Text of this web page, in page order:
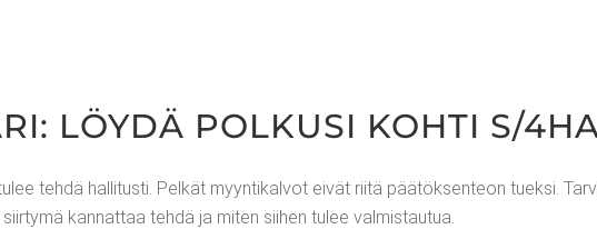
LÖY­DÄ POL­KUSI KOH­TI S/
teh­dä hal­li­tus­ti. Pel­kät myyn­ti­kal­vot eivät rii­tä pää­tök­sen­teon tuek­si.
kan­nat­taa teh­dä ja miten sii­hen tulee valmistautua.